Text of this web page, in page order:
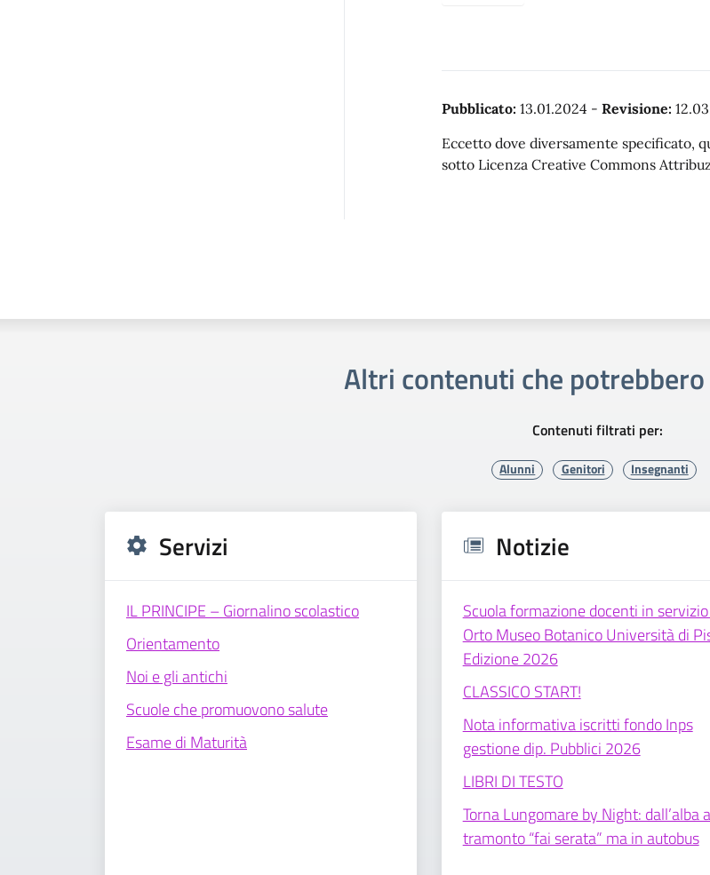
Pubblicato: 13.01.2024 - Revisione:
Eccetto dove diversamente specificato,
sotto Licenza Creative Commons
Altri contenuti che
Contenuti filtrati per:
Alunni Genitori Insegnanti
Servizi
IL PRINCIPE – Giornalino scolastico
Orientamento
Noi e gli antichi
Scuole che promuovono salute
Esame di Maturità
Notizie
Scuola formazione docenti in
Orto Museo Botanico Università di
Edizione 2026
CLASSICO START!
Nota informativa iscritti fondo Inps
gestione dip. Pubblici 2026
LIBRI DI TESTO
Torna Lungomare by Night: dall’alba
tramonto “fai serata” ma in autobus